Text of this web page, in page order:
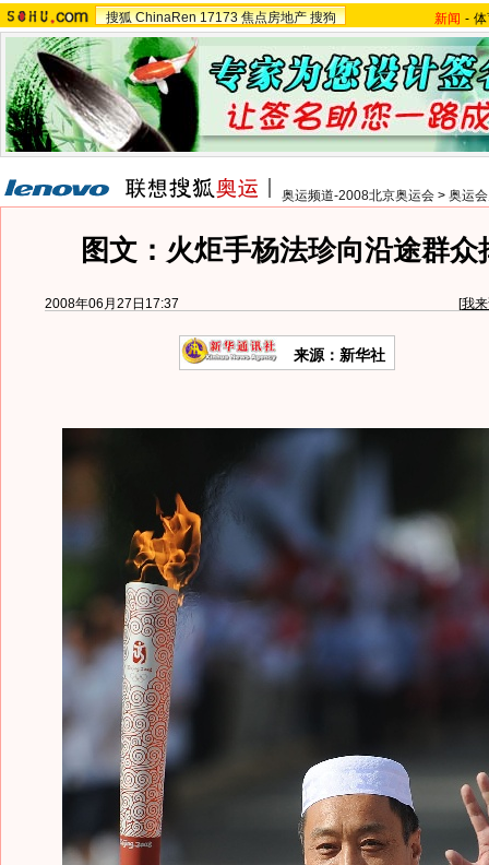
搜狐 ChinaRen 17173 焦点房地产 搜狗 新闻 -
奥运频道-2008北京奥运会 > 奥运
图文：火炬手杨法珍向沿途群众
2008年06月27日17:37 [我
来源：新华社